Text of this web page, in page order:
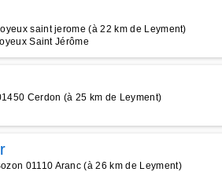
saint jerome (à 22 km de Leyment)
Saint Jérôme
Cerdon (à 25 km de Leyment)
01110 Aranc (à 26 km de Leyment)